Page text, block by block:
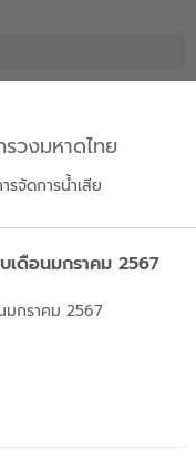
วงมหาดไทย
จัดการน้ำเสีย
เดือนมกราคม 2567
มกราคม 2567